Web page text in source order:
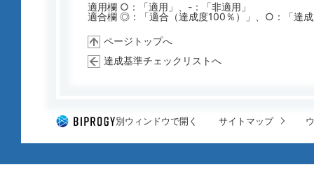
適用欄 ○：「適用」、-：「非適用」
適合欄 ◎：「適合（達成度100％）」、○：「達
ページトップへ
達成基準チェックリストへ
別ウィンドウで開く サイトマップ